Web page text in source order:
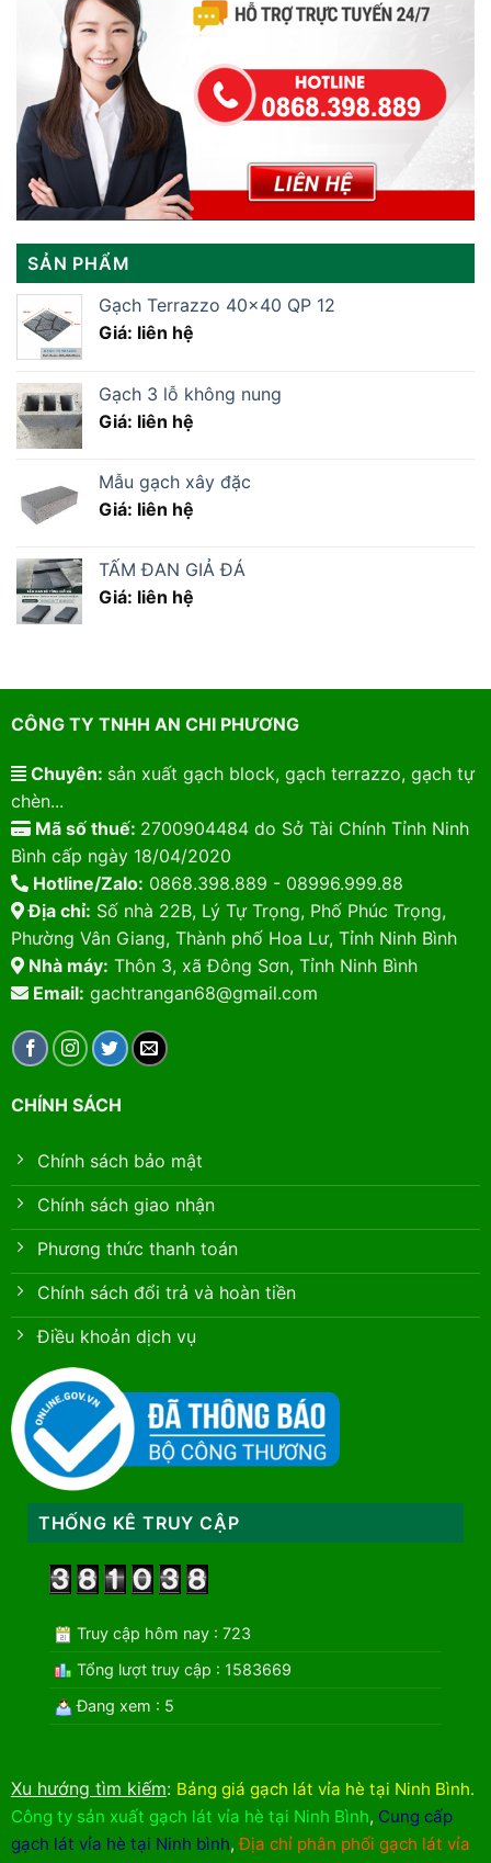
SẢN PHẨM
Gạch Terrazzo 40×40 QP 12
Giá: liên hệ
Gạch 3 lỗ không nung
Giá: liên hệ
Mẫu gạch xây đặc
Giá: liên hệ
TẤM ĐAN GIẢ ĐÁ
Giá: liên hệ
CÔNG TY TNHH AN CHI PHƯƠNG
Chuyên: sản xuất gạch block, gạch terrazzo, gạch tự
chèn...
Mã số thuế: 2700904484 do Sở Tài Chính Tỉnh Ninh
Bình cấp ngày 18/04/2020
Hotline/Zalo: 0868.398.889 - 08996.999.88
Địa chỉ: Số nhà 22B, Lý Tự Trọng, Phố Phúc Trọng,
Phường Vân Giang, Thành phố Hoa Lư, Tỉnh Ninh Bình
Nhà máy: Thôn 3, xã Đông Sơn, Tỉnh Ninh Bình
Email: gachtrangan68@gmail.com
CHÍNH SÁCH
Chính sách bảo mật
Chính sách giao nhận
Phương thức thanh toán
Chính sách đổi trả và hoàn tiền
Điều khoản dịch vụ
THỐNG KÊ TRUY CẬP
Truy cập hôm nay : 723
Tổng lượt truy cập : 1583669
Đang xem : 5
Xu hướng tìm kiếm: Bảng giá gạch lát vỉa hè tại Ninh Bình.
Công ty sản xuất gạch lát vỉa hè tại Ninh Bình, Cung cấp
gạch lát vỉa hè tại Ninh bình,Địa chỉ phân phối gạch lát vỉa